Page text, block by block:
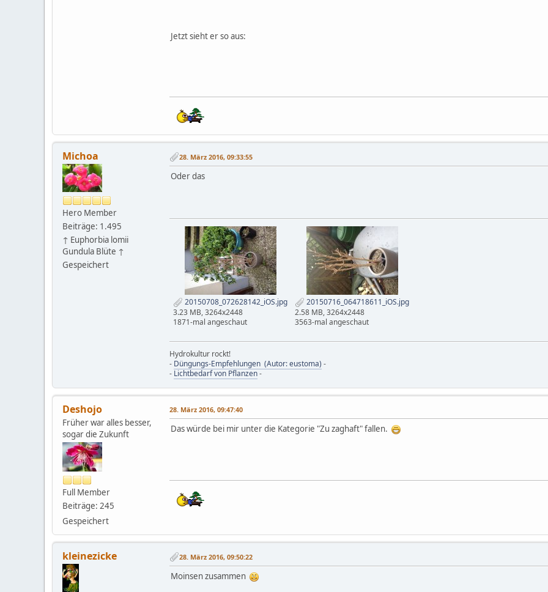
Jetzt sieht er so aus:
Michoa
Hero Member
Beiträge: 1.495
↑ Euphorbia lomii
Gundula Blüte ↑
Gespeichert
28. März 2016, 09:33:55
Oder das
20150708_072628142_iOS.jpg
3.23 MB, 3264x2448
1871-mal angeschaut
20150716_064718611_iOS.jpg
2.58 MB, 3264x2448
3563-mal angeschaut
Hydrokultur rockt!
- Düngungs-Empfehlungen (Autor: eustoma) -
- Lichtbedarf von Pflanzen-
Deshojo
Früher war alles besser,
sogar die Zukunft
Full Member
Beiträge: 245
Gespeichert
28. März 2016, 09:47:40
Das würde bei mir unter die Kategorie "Zu zaghaft" fallen.
kleinezicke 28. März 2016, 09:50:22
Moinsen zusammen